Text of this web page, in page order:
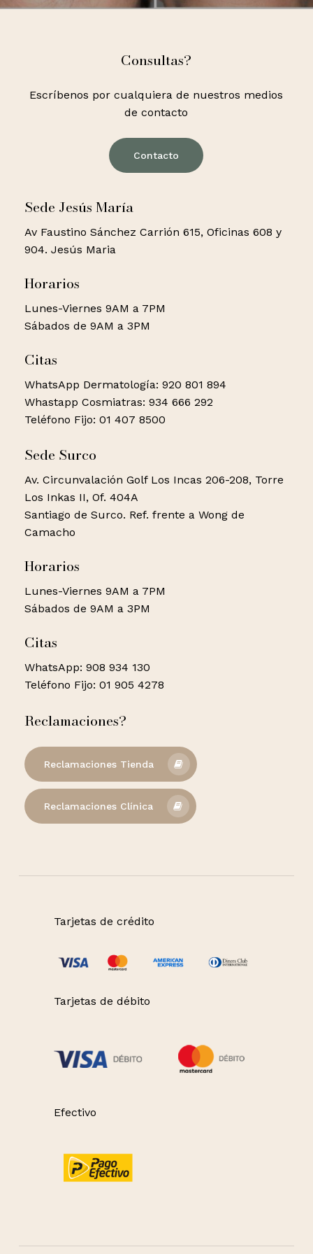
Consultas?
Escríbenos por cualquiera de nuestros medios
de contacto
Contacto
Sede Jesús María
Av Faustino Sánchez Carrión 615, Oficinas 608 y
904. Jesús Maria
Horarios
Lunes-Viernes 9AM a 7PM
Sábados de 9AM a 3PM
Citas
WhatsApp Dermatología: 920 801 894
Whastapp Cosmiatras: 934 666 292
Teléfono Fijo: 01 407 8500
Sede Surco
Av. Circunvalación Golf Los Incas 206-208, Torre
Los Inkas II, Of. 404A
Santiago de Surco. Ref. frente a Wong de
Camacho
Horarios
Lunes-Viernes 9AM a 7PM
Sábados de 9AM a 3PM
Citas
WhatsApp: 908 934 130
Teléfono Fijo: 01 905 4278
Reclamaciones?
Reclamaciones Tienda
Reclamaciones Clínica
Tarjetas de crédito
Tarjetas de débito
Efectivo